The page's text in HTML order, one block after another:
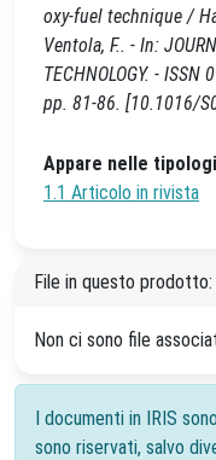
oxy-fuel technique /
Ventola, F.. - In:
TECHNOLOGY. -
pp. 81-86. [10.1016/
Appare nelle
1.1 Articolo in rivista
File in questo prodotto:
Non ci sono file
I documenti in IRIS
sono riservati, salvo